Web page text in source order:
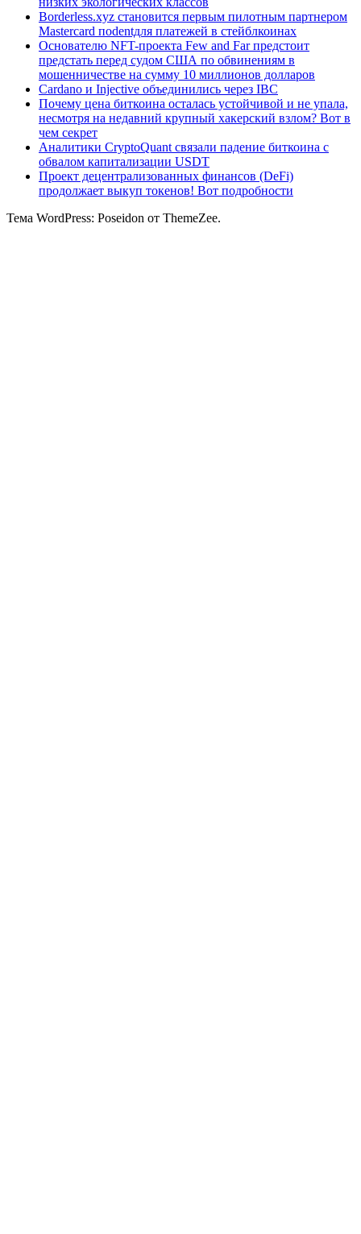
Borderless.xyz становится первым пилотным партнером
Mastercard поdentдля платежей в стейблкоинах
Основателю NFT-проекта Few and Far предстоит
предстать перед судом США по обвинениям в
мошенничестве на сумму 10 миллионов долларов
Cardano и Injective объединились через IBC
Почему цена биткоина осталась устойчивой и не упала,
несмотря на недавний крупный хакерский взлом? Вот в
чем секрет
Аналитики CryptoQuant связали падение биткоина с
обвалом капитализации USDT
Проект децентрализованных финансов (DeFi)
продолжает выкуп токенов! Вот подробности
Тема WordPress: Poseidon от ThemeZee.